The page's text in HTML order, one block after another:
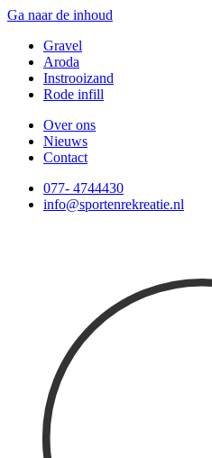
Ga naar de inhoud
Gravel
Aroda
Instrooizand
Rode infill
Over ons
Nieuws
Contact
077- 4744430
info@sportenrekreatie.nl